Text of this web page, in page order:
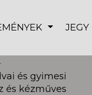
JEGY
és gyimesi
és kézműves